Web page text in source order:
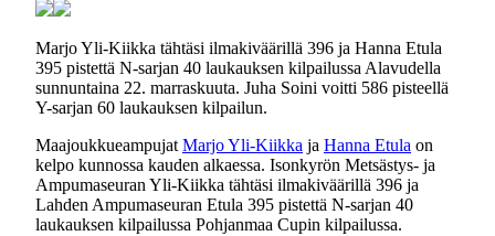
Marjo Yli-Kiikka tähtäsi ilmakiväärillä 396 ja Hanna Etula
395 pistettä N-sarjan 40 laukauksen kilpailussa Alavudella
sunnuntaina 22. marraskuuta. Juha Soini voitti 586 pisteellä
Y-sarjan 60 laukauksen kilpailun.
Maajoukkueampujat Marjo Yli-Kiikka ja Hanna Etula on
kelpo kunnossa kauden alkaessa. Isonkyrön Metsästys- ja
Ampumaseuran Yli-Kiikka tähtäsi ilmakiväärillä 396 ja
Lahden Ampumaseuran Etula 395 pistettä N-sarjan 40
laukauksen kilpailussa Pohjanmaa Cupin kilpailussa.